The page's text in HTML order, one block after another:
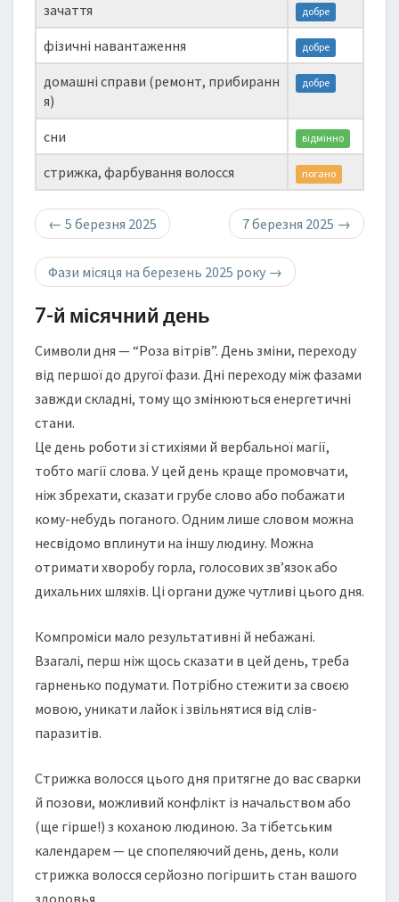
зачаття добре
фізичні навантаження добре
домашні справи (ремонт, прибиранн
я)
добре
сни відмінно
стрижка, фарбування волосся погано
← 5 березня 2025 7 березня 2025 →
Фази місяця на березень 2025 року →
7-й місячний день
Символи дня — “Роза вітрів”. День зміни, переходу
від першої до другої фази. Дні переходу між фазами
завжди складні, тому що змінюються енергетичні
стани.
Це день роботи зі стихіями й вербальної магії,
тобто магії слова. У цей день краще промовчати,
ніж збрехати, сказати грубе слово або побажати
кому-небудь поганого. Одним лише словом можна
несвідомо вплинути на іншу людину. Можна
отримати хворобу горла, голосових зв’язок або
дихальних шляхів. Ці органи дуже чутливі цього дня.
Компроміси мало результативні й небажані.
Взагалі, перш ніж щось сказати в цей день, треба
гарненько подумати. Потрібно стежити за своєю
мовою, уникати лайок і звільнятися від слів-
паразитів.
Cтрижка волосся цього дня притягне до вас сварки
й позови, можливий конфлікт із начальством або
(ще гірше!) з коханою людиною. За тібетським
календарем — це спопеляючий день, день, коли
стрижка волосся серйозно погіршить стан вашого
здоровья.